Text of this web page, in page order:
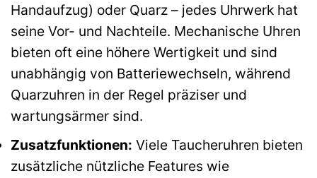
Handaufzug) oder Quarz – jedes Uhrwerk hat
seine Vor- und Nachteile. Mechanische Uhren
bieten oft eine höhere Wertigkeit und sind
unabhängig von Batteriewechseln, während
Quarzuhren in der Regel präziser und
wartungsärmer sind.
Zusatzfunktionen: Viele Taucheruhren bieten
zusätzliche nützliche Features wie